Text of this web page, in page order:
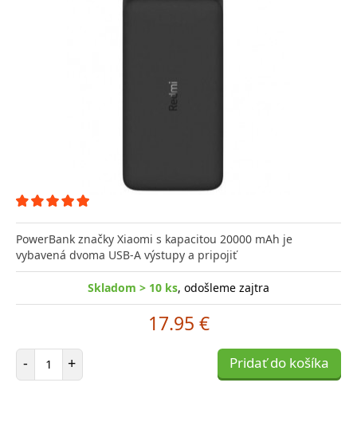
PowerBank značky Xiaomi s kapacitou 20000 mAh je
vybavená dvoma USB-A výstupy a pripojiť
Skladom > 10 ks, odošleme zajtra
17.95 €
- Počet položiek
+ Pridať do košíka